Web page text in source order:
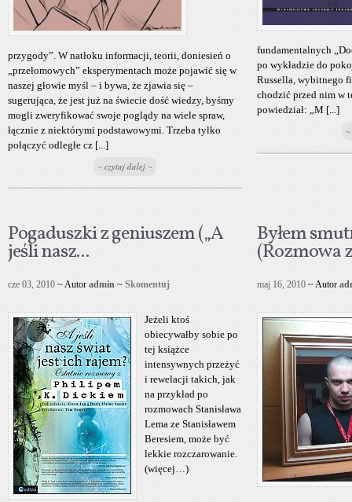
przygody”. W natłoku informacji, teorii, doniesień o
„przełomowych” eksperymentach może pojawić się w
naszej głowie myśl – i bywa, że zjawia się –
sugerująca, że jest już na świecie dość wiedzy, byśmy
mogli zweryfikować swoje poglądy na wiele spraw,
łącznie z niektórymi podstawowymi. Trzeba tylko
połączyć odległe cz [...]
~ czytaj dalej ~
fundamentalnych
po wykładzie do
Russella, wybitnego
chodzić przed nim w
powiedział: „M [...]
Pogaduszki z geniuszem („A
jeśli nasz...
cze 03, 2010 ~ Autor admin ~ Skomentuj
Jeżeli ktoś
obiecywałby sobie po
tej książce
intensywnych przeżyć
i rewelacji takich, jak
na przykład po
rozmowach Stanisława
Lema ze Stanisławem
Beresiem, może być
lekkie rozczarowanie.
(więcej…)
Byłem
(Rozmowa
maj 16, 2010 ~ Autor